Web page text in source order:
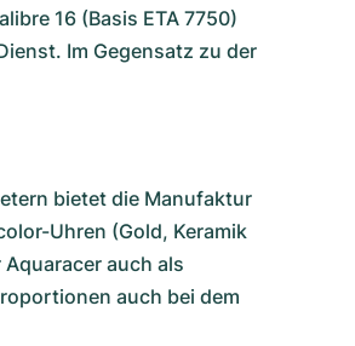
16 (Basis ETA 7750)
Im Gegensatz zu der
bietet die Manufaktur
Uhren (Gold, Keramik
auch als
auch bei dem